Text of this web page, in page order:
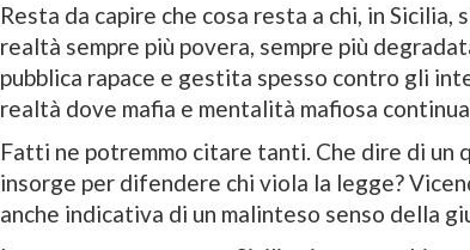
Resta da capire che cosa resta a chi, in Sicilia,
realtà sempre più povera, sempre più
pubblica rapace e gestita spesso contro gli
realtà dove mafia e mentalità mafiosa
Fatti ne potremmo citare tanti. Che dire di un
insorge per difendere chi viola la legge?
anche indicativa di un malinteso senso della